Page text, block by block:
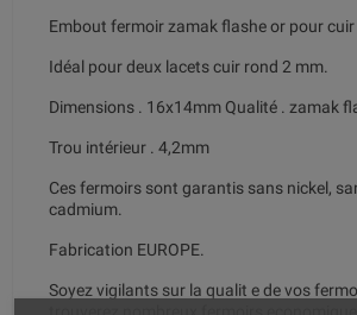
Embout fermoir zamak flashe or pour
Idéal pour deux lacets cuir rond 2 mm.
Dimensions . 16x14mm Qualité . zamak
Trou intérieur . 4,2mm
Ces fermoirs sont garantis sans nickel,
cadmium.
Fabrication EUROPE.
Soyez vigilants sur la qualit e de vos